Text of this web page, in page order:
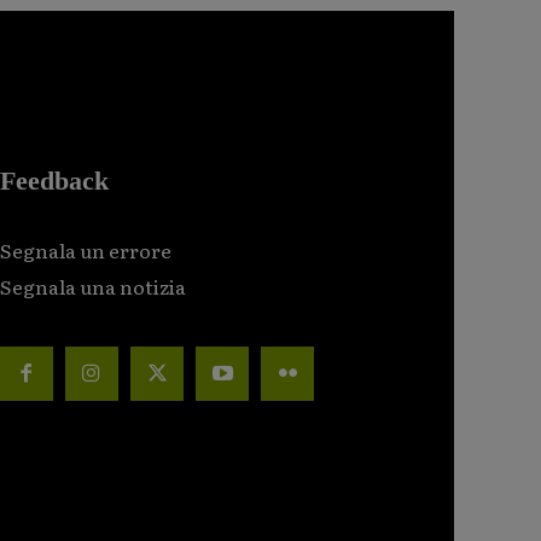
Feedback
Segnala un errore
Segnala una notizia